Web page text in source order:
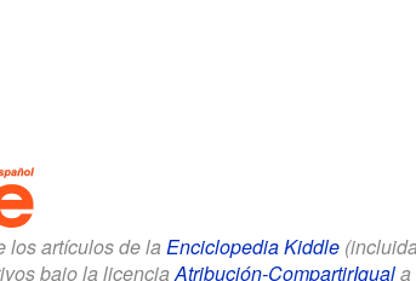
los artículos de la Enciclopedia Kiddle
bajo la licenciaAtribución-CompartirIguala